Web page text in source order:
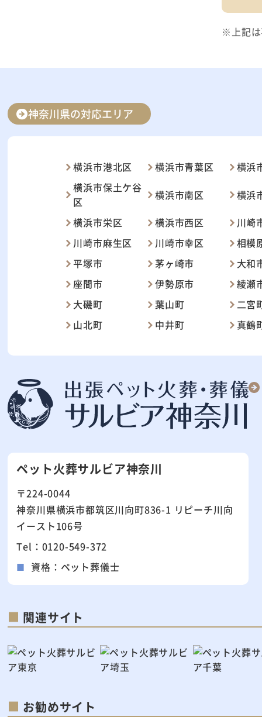
※上記は
神奈川県の対応エリア
横浜市港北区 横浜市青葉区
横浜
横浜市保土ケ谷
区
横浜市南区
横浜
横浜市栄区
横浜市西区
川崎
川崎市麻生区
川崎市幸区
相模
平塚市
茅ヶ崎市
大和
座間市
伊勢原市
綾瀬
大磯町
葉山町
二宮
山北町
中井町 真鶴
ペット火葬サルビア神奈川
〒224-0044
神奈川県横浜市都筑区川向町836-1 リピーチ川向
イースト106号
Tel：0120-549-372
資格：ペット葬儀士
関連サイト
お勧めサイト